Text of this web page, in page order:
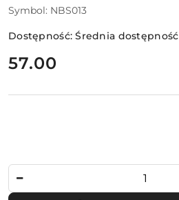
Symbol: NBS013
Dostępność:Średnia dostępność
cena:
57.00